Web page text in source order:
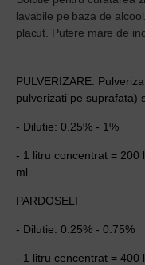
lavabile pe baza de
placut. Putere mare de
PULVERIZARE:
pulverizati pe suprafata)
- Dilutie: 0.25% - 1%
- 1 litru concentrat = 200
ml
PARDOSELI
- Dilutie: 0.25% - 0.75%
- 1 litru cencentrat = 400